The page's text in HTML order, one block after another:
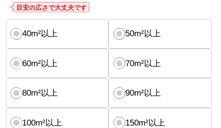
目安の広さで大丈夫です
40m²以上 50m²以上
60m²以上 70m²以上
80m²以上 90m²以上
100m²以上 150m²以上